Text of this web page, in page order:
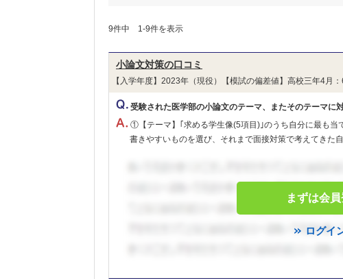
9件中 1-9件を表示
小論文対策の口コミ
【入学年度】2023年（現役）【模試の偏差値】高校三年4
受験された医学部の小論文のテーマ、またそのテーマに
①【テーマ】｢求める学生像(5項目)｣のうち自分に最も当
書きやすいものを選び、それまで面接対策で考えてきた
まずは会員
ログイ